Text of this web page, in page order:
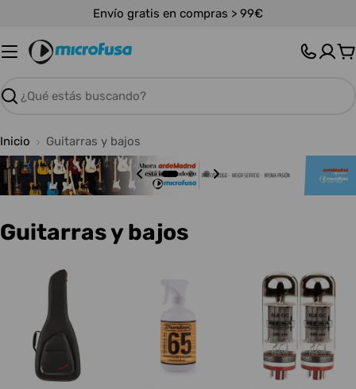
contenido
Envío gratis en compras > 99€
Buscar
Inicio Guitarras y bajos
C
Guitarras y bajos